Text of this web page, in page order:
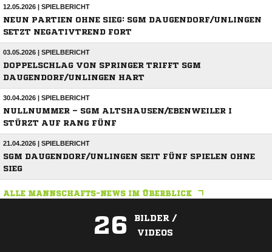
12.05.2026 | SPIELBERICHT
NEUN PARTIEN OHNE SIEG: SGM DAUGENDORF/UNLINGEN
SETZT NEGATIVTREND FORT
03.05.2026 | SPIELBERICHT
DOPPELSCHLAG VON SPRINGER TRIFFT SGM
DAUGENDORF/UNLINGEN HART
30.04.2026 | SPIELBERICHT
NULLNUMMER – SGM ALTSHAUSEN/EBENWEILER I
STÜRZT AUF RANG FÜNF
21.04.2026 | SPIELBERICHT
SGM DAUGENDORF/UNLINGEN SEIT FÜNF SPIELEN OHNE
SIEG
ALLE MANNSCHAFTS-NEWS IM ÜBERBLICK
26
BILDER /
VIDEOS